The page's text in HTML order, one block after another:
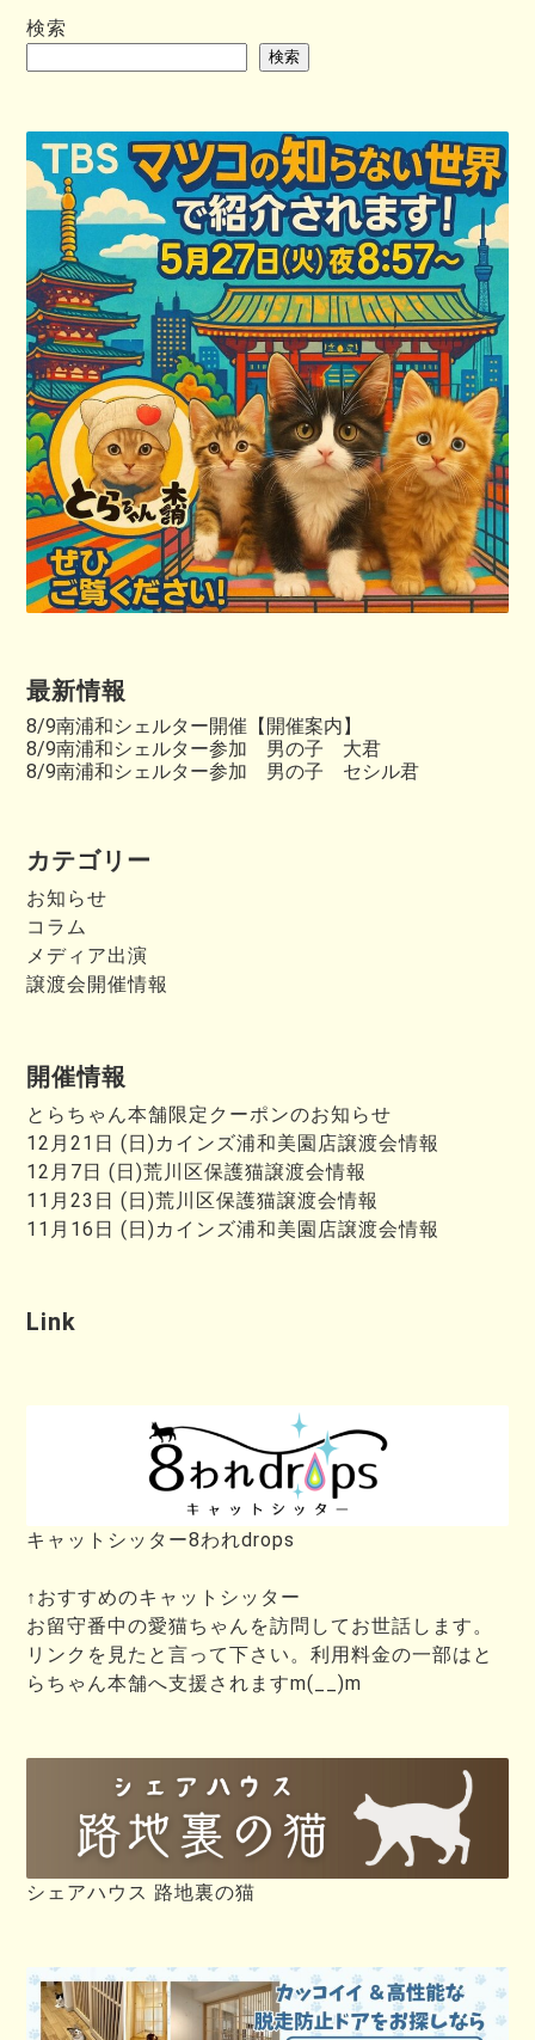
検索
検索
最新情報
8/9南浦和シェルター開催【開催案内】
8/9南浦和シェルター参加 男の子 大君
8/9南浦和シェルター参加 男の子 セシル君
カテゴリー
お知らせ
コラム
メディア出演
譲渡会開催情報
開催情報
とらちゃん本舗限定クーポンのお知らせ
12月21日 (日)カインズ浦和美園店譲渡会情報
12月7日 (日)荒川区保護猫譲渡会情報
11月23日 (日)荒川区保護猫譲渡会情報
11月16日 (日)カインズ浦和美園店譲渡会情報
Link
キャットシッター8われdrops
↑おすすめのキャットシッター
お留守番中の愛猫ちゃんを訪問してお世話します。
リンクを見たと言って下さい。利用料金の一部はと
らちゃん本舗へ支援されますm(__)m
シェアハウス 路地裏の猫